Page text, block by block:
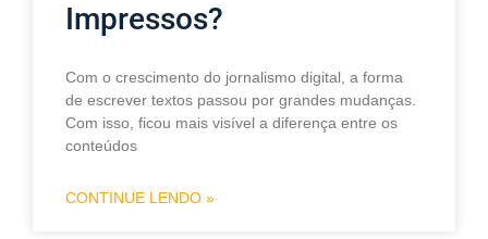
Impressos?
Com o crescimento do jornalismo digital, a forma
de escrever textos passou por grandes mudanças.
Com isso, ficou mais visível a diferença entre os
conteúdos
CONTINUE LENDO »